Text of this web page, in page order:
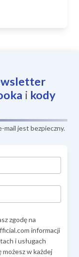
i kody
mail jest bezpieczny.
zgodę na
informacji
i usługach
w każdej